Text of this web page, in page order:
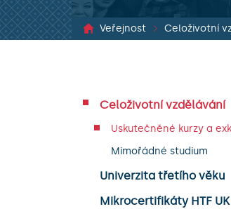
Veřejnost Celoživotní
Celoživotní vzdělávání
Uskutečněné kurzy a
Mimořádné studium
Univerzita třetího věku
Mikrocertifikáty HTF UK